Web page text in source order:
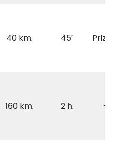
40 km. 45′ Prizren
160 km. 2 h. –